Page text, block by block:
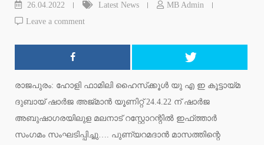
26.04.2022 Latest News
MB Admin
Leave a comment
രാജപുരം: ഹോളി ഫാമിലി ഹൈസ്‌ക്കൂള്‍ യു എ ഇ കൂട്ടായ്മ
ദുബായ് ഷാര്‍ജ അജ്മാന്‍ യൂണിറ്റ് 24.4.22 ന് ഷാര്‍ജ
അബുഷാഗരയിലുള മലനാട് റസ്റ്റോറന്റില്‍ ഇഫ്ത്താര്‍
സംഗമം സംഘടിപ്പിച്ചു…. പുണ്യറമദാന്‍ മാസത്തിന്റെ